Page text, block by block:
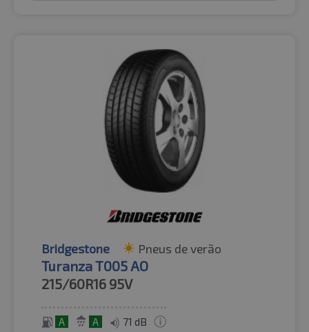
Bridgestone Pneus de verão
Turanza T005 AO
215/60R16 95V
A A 71 dB